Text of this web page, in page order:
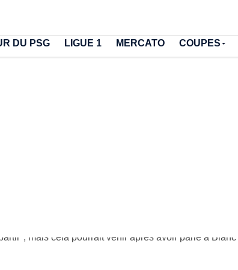
DU PSG LIGUE 1 MERCATO COUPES